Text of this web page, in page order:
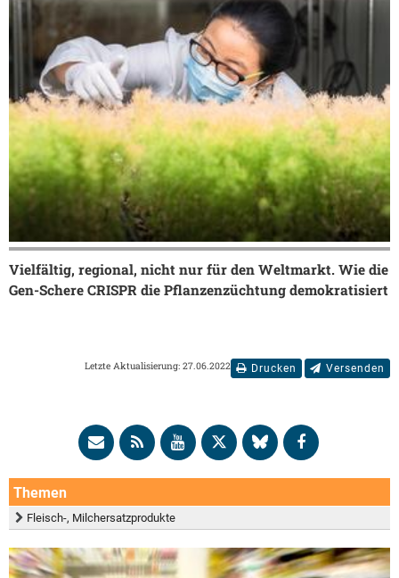
Vielfältig, regional, nicht nur für den Weltmarkt. Wie die
Gen-Schere CRISPR die Pflanzenzüchtung demokratisiert
Drucken Versenden
Letzte Aktualisierung: 27.06.2022
Themen
Fleisch-, Milchersatzprodukte